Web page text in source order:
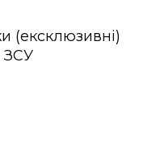
(ексклюзивні)
ЗСУ